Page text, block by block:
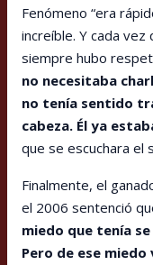
Fenómeno “era
increíble. Y cada
siempre hubo
no necesitaba
no tenía sentido
cabeza. Él ya
que se escuchara el
Finalmente, el
el 2006 sentenció
miedo que tenía
Pero de ese